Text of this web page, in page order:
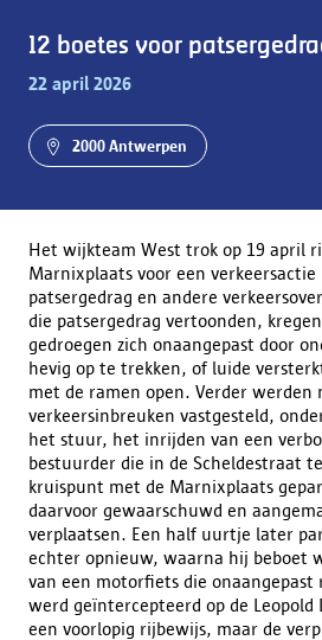
12 boetes voor
22 april 2026
2000 Antwerpen
Het wijkteam West trok op 19 april
Marnixplaats voor een verkeersactie
patsergedrag en andere
die patsergedrag vertoonden,
gedroegen zich onaangepast door
hevig op te trekken, of luide
met de ramen open. Verder werden
verkeersinbreuken vastgesteld,
het stuur, het inrijden van een
bestuurder die in de Scheldestraat
kruispunt met de Marnixplaats
daarvoor gewaarschuwd en
verplaatsen. Een half uurtje later
echter opnieuw, waarna hij beboet
van een motorfiets die onaangepast
werd geïntercepteerd op de Leopold
een voorlopig rijbewijs, maar de